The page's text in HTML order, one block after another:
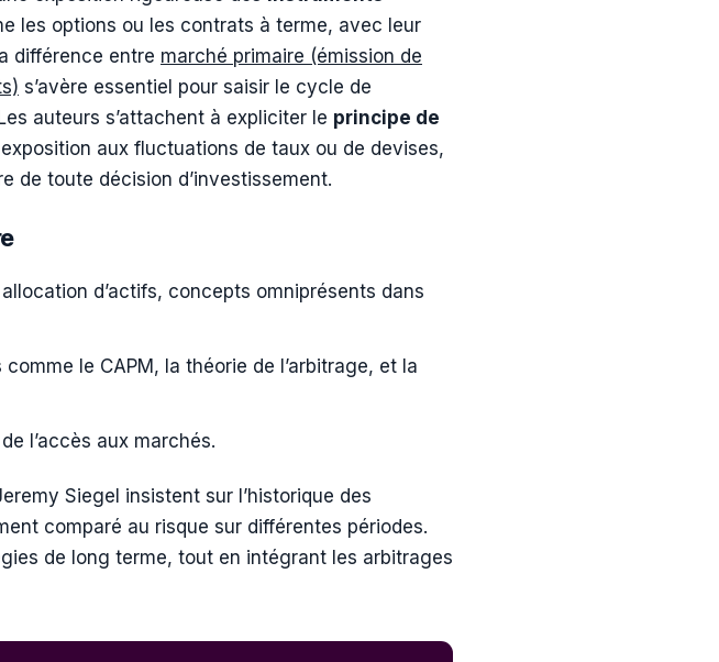
les options ou les contrats à terme, avec leur
différence entre marché primaire (émission de
s’avère essentiel pour saisir le cycle de
auteurs s’attachent à expliciter le principe de
aux fluctuations de taux ou de devises,
de toute décision d’investissement.
d’actifs, concepts omniprésents dans
le CAPM, la théorie de l’arbitrage, et la
l’accès aux marchés.
Siegel insistent sur l’historique des
comparé au risque sur différentes périodes.
de long terme, tout en intégrant les arbitrages